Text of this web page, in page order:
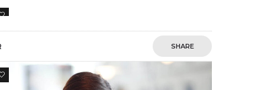
3
SHARE
4